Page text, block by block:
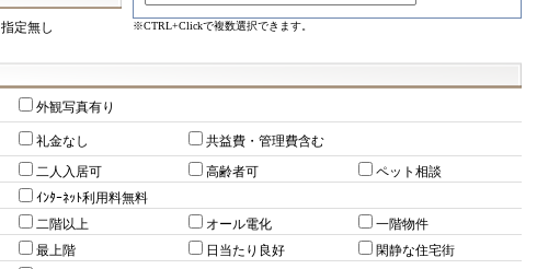
指定無し ※CTRL+Clickで複数選択できます。
外観写真有り
礼金なし 共益費・管理費含む
二人入居可 高齢者可
ペット相談
ｲﾝﾀｰﾈｯﾄ利用料無料
二階以上 オール電化
一階物件
最上階 日当たり良好
閑静な住宅街